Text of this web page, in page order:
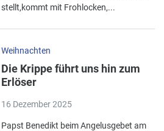
stellt,kommt mit Frohlocken,...
Weihnachten
Die Krippe führt uns hin zum
Erlöser
16 Dezember 2025
Papst Benedikt beim Angelusgebet am